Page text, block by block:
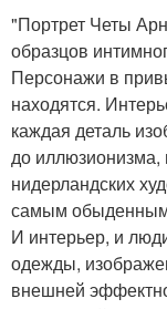
"Портрет Четы
образцов
Персонажи в
находятся.
каждая деталь
до иллюзионизма,
нидерландских
самым
И интерьер, и
одежды,
внешней